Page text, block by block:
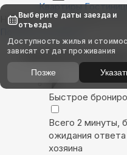
Квартиры
Найдём, где остановиться
Показать на карте
Выбирайте лучшее
Быстрое
Всего 2 минуты,
ожидания
хозяина
Выберите даты заезда и
отъезда
Доступность жилья и
зависят от дат проживания
Позже